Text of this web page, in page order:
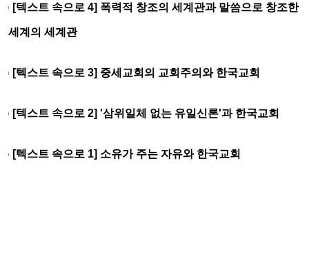
[텍스트 속으로 4] 폭력적 창조의 세계관과 말씀으로 창조한
세계의 세계관
[텍스트 속으로 3] 중세교회의 교회주의와 한국교회
[텍스트 속으로 2] '삼위일체 없는 유일신론'과 한국교회
[텍스트 속으로 1] 소유가 주는 자유와 한국교회